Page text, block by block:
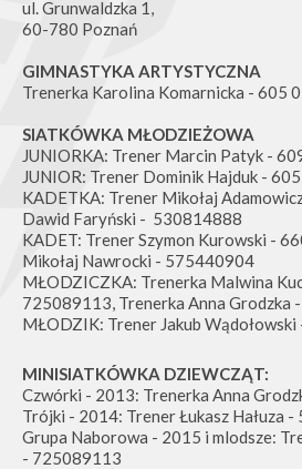
ul. Grunwaldzka 1,
60-780 Poznań
GIMNASTYKA ARTYSTYCZNA
Trenerka Karolina Komarnicka - 605
SIATKÓWKA MŁODZIEŻOWA
JUNIORKA: Trener Marcin Patyk -
JUNIOR: Trener Dominik Hajduk -
KADETKA: Trener Mikołaj
Dawid Faryński - 530814888
KADET: Trener Szymon Kurowski -
Mikołaj Nawrocki - 575440904
MŁODZICZKA: Trenerka Malwina
725089113, Trenerka Anna Grodzka
MŁODZIK: Trener Jakub
MINISIATKÓWKA DZIEWCZĄT:
Czwórki - 2013: Trenerka Anna
Trójki - 2014: Trener Łukasz Hałuza
Grupa Naborowa - 2015 i mlodsze:
- 725089113